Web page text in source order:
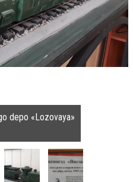
depo «Lozovaya»